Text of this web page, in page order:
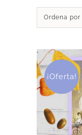
Ordena por
¡Oferta!